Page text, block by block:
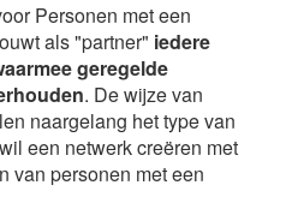
Personen met een
als "partner" iedere
geregelde
. De wijze van
naargelang het type van
een netwerk creëren met
van personen met een